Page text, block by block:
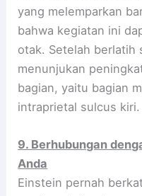
yang melemparkan
bahwa kegiatan ini
otak. Setelah berlatih
menunjukan
bagian, yaitu bagian
intraprietal sulcus kiri.
9. Berhubungan
Anda
Einstein pernah